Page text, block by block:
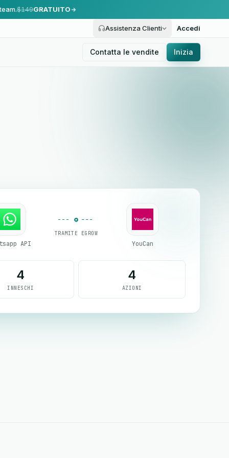
$149GRATUITO
Assistenza Clienti Accedi
Contatta le vendite Inizia
API
TRAMITE EGROW
YouCan
4
INNESCHI
4
AZIONI